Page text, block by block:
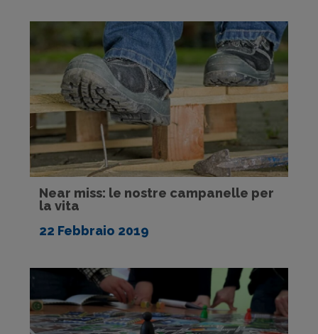
Near miss: le nostre campanelle per
la vita
22 Febbraio 2019